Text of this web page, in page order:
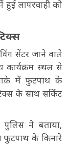
हुई लापरवाही को
सेंटर जाने वाले
स्थल से
में फुटपाथ के
के साथ सर्किट
ने बताया,
फुटपाथ के किनारे